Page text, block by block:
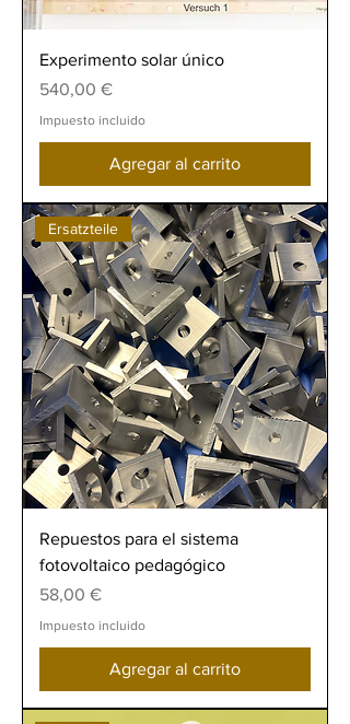
Experimento solar único
Precio
540,00 €
Impuesto incluido
Agregar al carrito
Ersatzteile
Repuestos para el sistema
fotovoltaico pedagógico
Precio
58,00 €
Impuesto incluido
Agregar al carrito